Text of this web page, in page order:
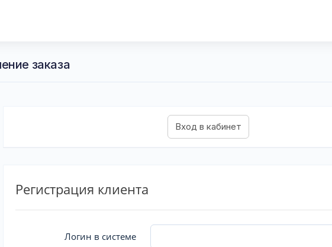
заказа
Регистрация клиента
Логин в системе